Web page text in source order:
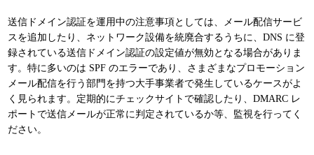
送信ドメイン認証を運用中の注意事項としては、メール配信サービ
スを追加したり、ネットワーク設備を統廃合するうちに、DNS に登
録されている送信ドメイン認証の設定値が無効となる場合がありま
す。特に多いのは SPF のエラーであり、さまざまなプロモーション
メール配信を行う部門を持つ大手事業者で発生しているケースがよ
く見られます。定期的にチェックサイトで確認したり、DMARC レ
ポートで送信メールが正常に判定されているか等、監視を行ってく
ださい。